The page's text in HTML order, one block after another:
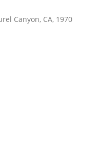
Canyon, CA, 1970